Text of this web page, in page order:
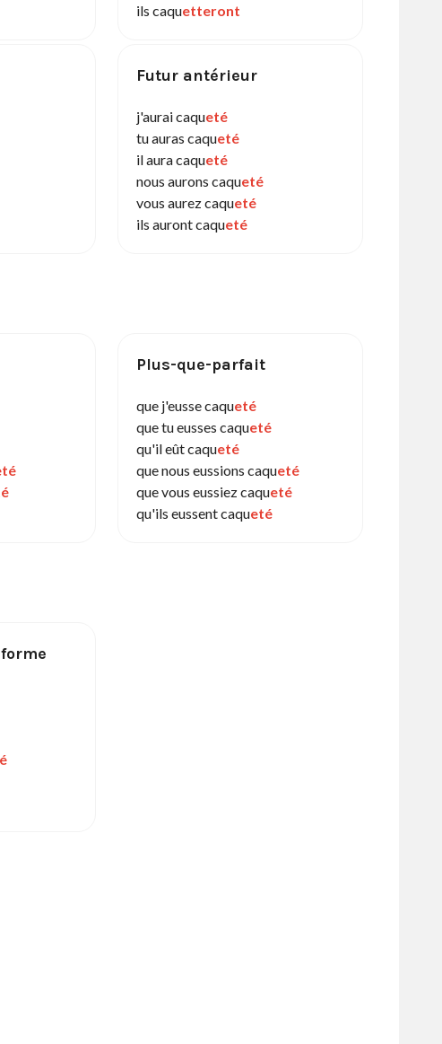
ils caquetteront
Futur antérieur
j'aurai caqueté
tu auras caqueté
il aura caqueté
nous aurons caqueté
vous aurez caqueté
ils auront caqueté
Plus-que-parfait
que j'eusse caqueté
que tu eusses caqueté
qu'il eût caqueté
que nous eussions caqueté
que vous eussiez caqueté
qu'ils eussent caqueté